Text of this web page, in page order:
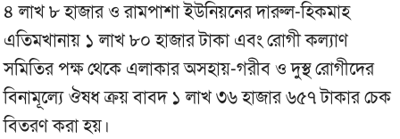
৪ লাখ ৮ হাজার ও রামপাশা ইউনিয়নের দারুল-হিকমাহ
এতিমখানায় ১ লাখ ৮০ হাজার টাকা এবং রোগী কল্যাণ
সমিতির পক্ষ থেকে এলাকার অসহায়-গরীব ও দুস্থ রোগীদের
বিনামূল্যে ঔষধ ক্রয় বাবদ ১ লাখ ৩৬ হাজার ৬৫৭ টাকার চেক
বিতরণ করা হয়।